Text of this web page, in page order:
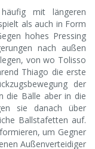
mit längeren
als auch in Form
hohes Pressing
nach außen
von wo Tolisso
Thiago die erste
der
die Bälle aber in die
sie danach über
Ballstafetten auf.
um Gegner
Außenverteidiger